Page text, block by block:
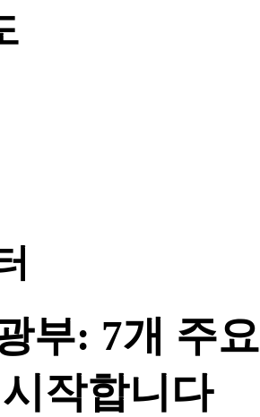
부: 7개 주
작합니다